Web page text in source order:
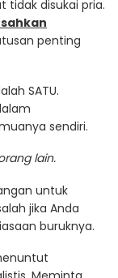
tidak disukai pria.
penting
SATU.
sendiri.
lain.
untuk
jika Anda
buruknya.